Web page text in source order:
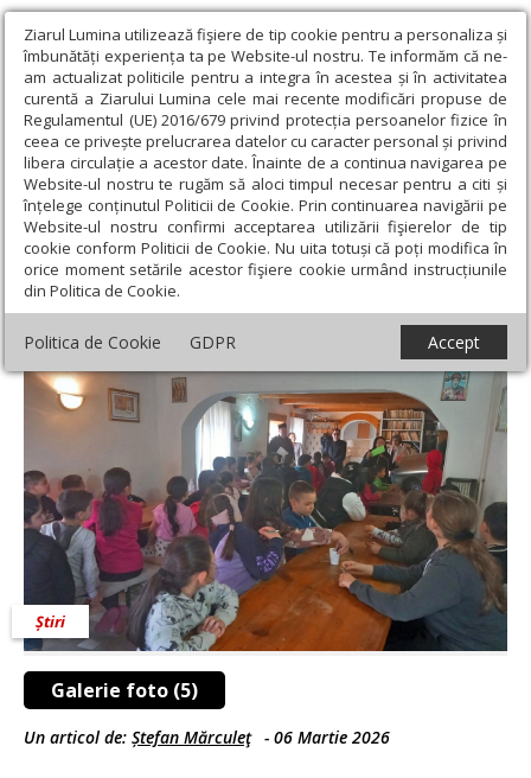
Ziarul Lumina utilizează fişiere de tip cookie pentru a personaliza și
îmbunătăți experiența ta pe Website-ul nostru. Te informăm că ne-
am actualizat politicile pentru a integra în acestea și în activitatea
curentă a Ziarului Lumina cele mai recente modificări propuse de
Regulamentul (UE) 2016/679 privind protecția persoanelor fizice în
ceea ce privește prelucrarea datelor cu caracter personal și privind
libera circulație a acestor date. Înainte de a continua navigarea pe
Website-ul nostru te rugăm să aloci timpul necesar pentru a citi și
înțelege conținutul Politicii de Cookie. Prin continuarea navigării pe
Website-ul nostru confirmi acceptarea utilizării fişierelor de tip
cookie conform Politicii de Cookie. Nu uita totuși că poți modifica în
orice moment setările acestor fişiere cookie urmând instrucțiunile
din Politica de Cookie.
Politica de Cookie GDPR Accept
Ziarul Lumina › Actualitate religioasă › Știri › Centru de tineret în
Coveş, Sibiu, în cadrul unui proiect al Patriarhiei Române
Centru de tineret în Coveş, Sibiu, în cadrul
unui proiect al Patriarhiei Române
Galerie foto (5)
Știri
Un articol de: Ștefan Mărculeţ - 06 Martie 2026